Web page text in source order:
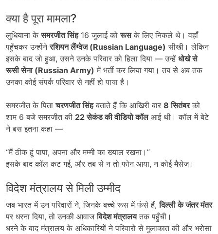
क्या है पूरा मामला?
लुधियाना केसमरजीत सिंह16 जुलाई कोरूसके लिए निकले थे। वहाँ
पहुँचकर उन्होंनेरशियन लैंग्वेज (Russian Language) सीखी। लेकिन
इसके बाद जो हुआ, उसने उनके परिवार को हिला दिया — उन्हें धोखे से
रूसी सेना (Russian Army) में भर्ती कर लिया गया। तब से अब तक
उनका कोई संपर्क परिवार से नहीं हो पाया है।
समरजीत के पिताचरणजीत सिंहबताते हैं कि आखिरी बार 8सितंबरको
शाम 6 बजे समरजीत की 22सेकंड की वीडियो कॉलआई थी। कॉल में बेटे
ने बस इतना कहा —
“मैं ठीक हूं पापा, अपना और मम्मी का ख्याल रखना।”
इसके बाद कॉल कट गई, और तब से न तो फोन आया, न कोई मैसेज।
विदेश मंत्रालय से मिली उम्मीद
जब भारत में उन परिवारों ने, जिनके बच्चे रूस में फंसे हैं,दिल्ली के जंतर मंतर
पर धरना दिया, तो उनकी आवाजविदेश मंत्रालयतक पहुँची।
धरने के बाद मंत्रालय के अधिकारियों ने परिवारों से मुलाकात की और भरोसा